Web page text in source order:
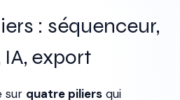
: séquenceur,
export
sur quatre piliers qui